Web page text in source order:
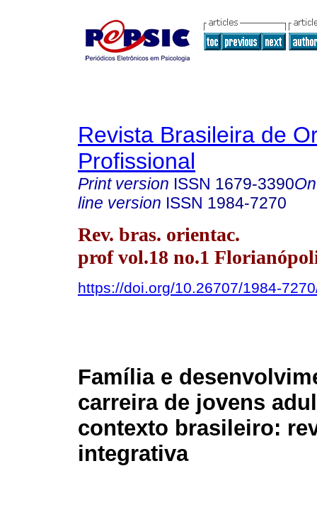
Revista Brasileira de
Profissional
Print version ISSN 1679-3390
line version ISSN 1984-7270
Rev. bras. orientac.
prof vol.18 no.1
https://doi.org/10.26707/1984-
Família e
carreira de jovens
contexto brasileiro:
integrativa